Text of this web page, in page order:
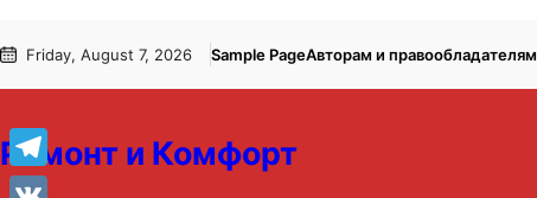
к
к
Friday, August 7, 2026 Sample PageАвторам и правообладателям
Ремонт и Комфорт
Telegram